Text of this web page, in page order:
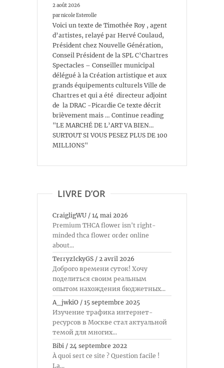
2 août 2026
par nicole Esterolle
Voici un texte de Timothée Roy , agent
d’artistes, relayé par Hervé Coulaud,
Président chez Nouvelle Génération,
Conseil Président de la SPL C’Chartres
Spectacles – Conseiller municipal
délégué à la Création artistique et aux
grands équipements culturels Ville de
Chartres et qui a été directeur adjoint
de la DRAC -Picardie Ce texte décrit
brièvement mais … Continue reading
"LE MARCHÉ DE L’ART VA BIEN…
SURTOUT SI VOUS PESEZ PLUS DE 100
MILLIONS"
LIVRE D’OR
CraigligWU / 14 mai 2026
Premium THCA flower isn't right-
minded thca flower order online
about...
TerryzIckyGS / 2 avril 2026
Доброго времени суток! Хочу
поделиться своим реальным
опытом нахождения бюджетных...
A_jwkiO / 15 septembre 2025
Изучение трафика интернет-
ресурсов в Москве стал актуальной
темой для многих...
Bibi / 24 septembre 2022
À quoi sert ce site ? Question facile !
La...